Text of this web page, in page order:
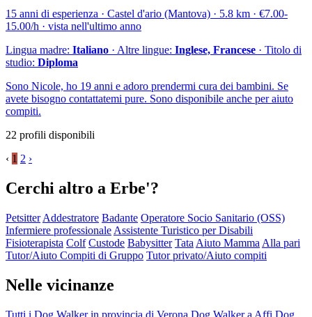
15 anni di esperienza · Castel d'ario (Mantova) · 5.8 km · €7.00-
15.00/h · vista nell'ultimo anno
Lingua madre: Italiano · Altre lingue: Inglese, Francese · Titolo di
studio: Diploma
Sono Nicole, ho 19 anni e adoro prendermi cura dei bambini. Se
avete bisogno contattatemi pure. Sono disponibile anche per aiuto
compiti.
22 profili disponibili
‹ 1 2 ›
Cerchi altro a Erbe'?
Petsitter Addestratore Badante Operatore Socio Sanitario (OSS)
Infermiere professionale Assistente Turistico per Disabili
Fisioterapista Colf Custode Babysitter Tata Aiuto Mamma Alla pari
Tutor/Aiuto Compiti di Gruppo Tutor privato/Aiuto compiti
Nelle vicinanze
Tutti i Dog Walker in provincia di Verona Dog Walker a Affi Dog